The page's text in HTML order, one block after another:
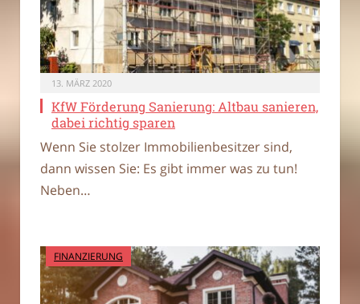
13. MÄRZ 2020
KfW Förderung Sanierung: Altbau sanieren,
dabei richtig sparen
Wenn Sie stolzer Immobilienbesitzer sind,
dann wissen Sie: Es gibt immer was zu tun!
Neben…
FINANZIERUNG